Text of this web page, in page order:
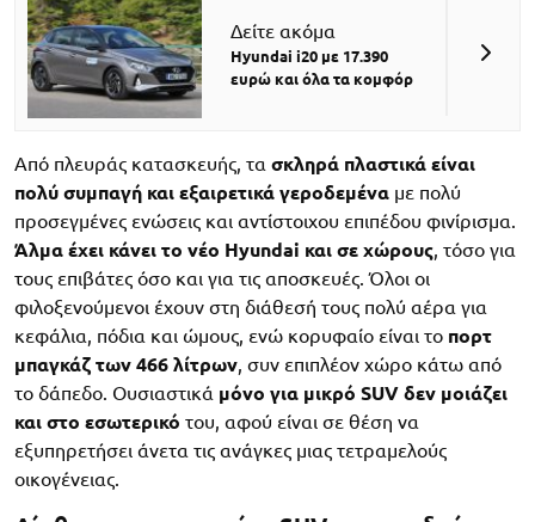
Δείτε ακόμα
Hyundai i20 με 17.390
ευρώ και όλα τα κομφόρ
Από πλευράς κατασκευής, τα σκληρά πλαστικά είναι
πολύ συμπαγή και εξαιρετικά γεροδεμένα με πολύ
προσεγμένες ενώσεις και αντίστοιχου επιπέδου φινίρισμα.
Άλμα έχει κάνει το νέο Hyundai και σε χώρους, τόσο για
τους επιβάτες όσο και για τις αποσκευές. Όλοι οι
φιλοξενούμενοι έχουν στη διάθεσή τους πολύ αέρα για
κεφάλια, πόδια και ώμους, ενώ κορυφαίο είναι το πορτ
μπαγκάζ των 466 λίτρων, συν επιπλέον χώρο κάτω από
το δάπεδο. Ουσιαστικά μόνο για μικρό SUV δεν μοιάζει
και στο εσωτερικό του, αφού είναι σε θέση να
εξυπηρετήσει άνετα τις ανάγκες μιας τετραμελούς
οικογένειας.